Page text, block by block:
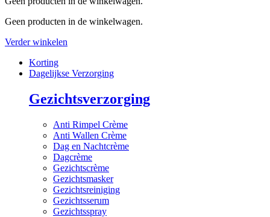
Geen producten in de winkelwagen.
Verder winkelen
Korting
Dagelijkse Verzorging
Gezichtsverzorging
Anti Rimpel Crème
Anti Wallen Crème
Dag en Nachtcrème
Dagcrème
Gezichtscrème
Gezichtsmasker
Gezichtsreiniging
Gezichtsserum
Gezichtsspray